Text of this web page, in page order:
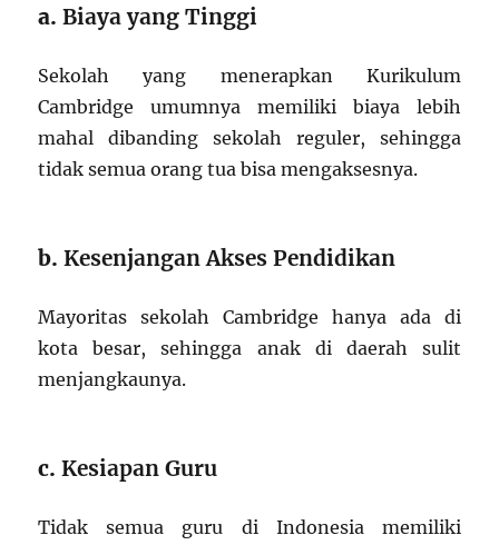
a.Biaya yang Tinggi
Sekolah yang menerapkan Kurikulum
Cambridge umumnya memiliki biaya lebih
mahal dibanding sekolah reguler, sehingga
tidak semua orang tua bisa mengaksesnya.
b.Kesenjangan Akses Pendidikan
Mayoritas sekolah Cambridge hanya ada di
kota besar, sehingga anak di daerah sulit
menjangkaunya.
c.Kesiapan Guru
Tidak semua guru di Indonesia memiliki